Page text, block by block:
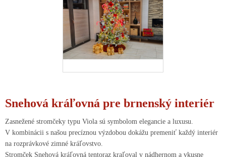
Snehová kráľovná pre brnenský interiér
Zasnežené stromčeky typu Viola sú symbolom elegancie a luxusu.
V kombinácii s našou precíznou výzdobou dokážu premeniť každý interiér
na rozprávkové zimné kráľovstvo.
Stromček Snehová kráľovná tentoraz kraľoval v nádhernom a vkusne